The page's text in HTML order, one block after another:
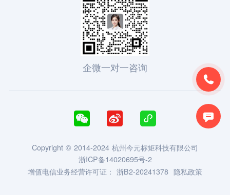


企微一对一咨询
  
Copyright © 2014-2024 杭州今元标矩科技有限公司
浙ICP备14020695号-2
增值电信业务经营许可证： 浙B2-20241378 隐私政策